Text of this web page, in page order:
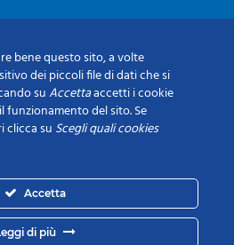
bene questo sito, a volte
dei piccoli file di dati che si
suAccettaaccetti i cookie
funzionamento del sito. Se
clicca su Scegli quali cookies
Accetta
di più